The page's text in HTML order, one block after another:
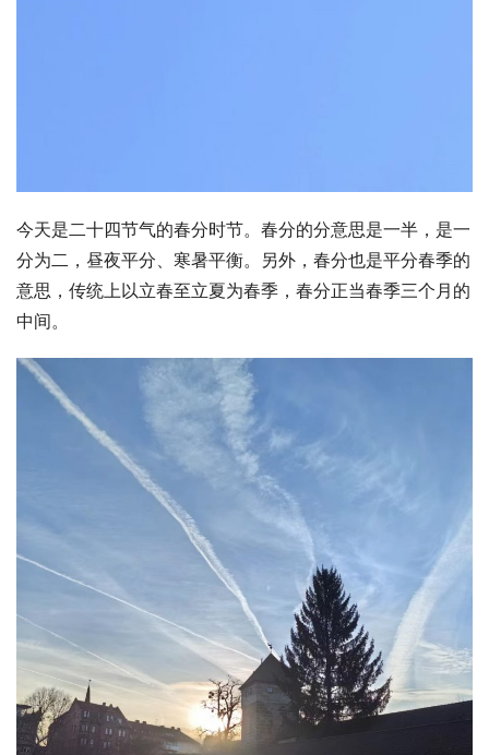
今天是二十四节气的春分时节。春分的分意思是一半，是一
分为二，昼夜平分、寒暑平衡。另外，春分也是平分春季的
意思，传统上以立春至立夏为春季，春分正当春季三个月的
中间。